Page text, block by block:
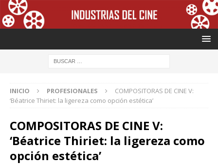
INICIO PROFESIONALES
COMPOSITORAS DE CINE V:
‘Béatrice Thiriet: la ligereza como opción estética’
COMPOSITORAS DE CINE V:
‘Béatrice Thiriet: la ligereza como
opción estética’